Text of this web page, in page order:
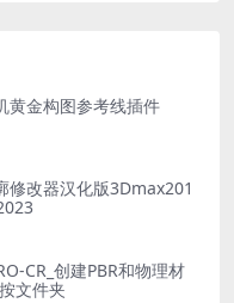
黄金构图参考线插件
修改器汉化版3Dmax201
CR_创建PBR和物理材
文件夹